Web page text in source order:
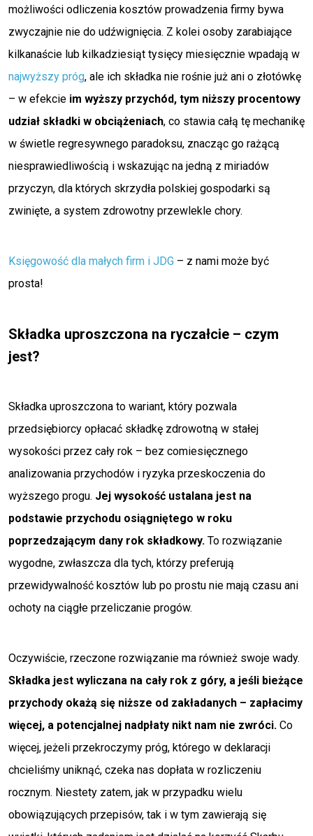
możliwości odliczenia kosztów prowadzenia firmy bywa
zwyczajnie nie do udźwignięcia. Z kolei osoby zarabiające
kilkanaście lub kilkadziesiąt tysięcy miesięcznie wpadają w
najwyższy próg, ale ich składka nie rośnie już ani o złotówkę
– w efekcie im wyższy przychód, tym niższy procentowy
udział składki w obciążeniach, co stawia całą tę mechanikę
w świetle regresywnego paradoksu, znacząc go rażącą
niesprawiedliwością i wskazując na jedną z miriadów
przyczyn, dla których skrzydła polskiej gospodarki są
zwinięte, a system zdrowotny przewlekle chory.
Księgowość dla małych firm i JDG – z nami może być
prosta!
Składka uproszczona na ryczałcie – czym
jest?
Składka uproszczona to wariant, który pozwala
przedsiębiorcy opłacać składkę zdrowotną w stałej
wysokości przez cały rok – bez comiesięcznego
analizowania przychodów i ryzyka przeskoczenia do
wyższego progu. Jej wysokość ustalana jest na
podstawie przychodu osiągniętego w roku
poprzedzającym dany rok składkowy. To rozwiązanie
wygodne, zwłaszcza dla tych, którzy preferują
przewidywalność kosztów lub po prostu nie mają czasu ani
ochoty na ciągłe przeliczanie progów.
Oczywiście, rzeczone rozwiązanie ma również swoje wady.
Składka jest wyliczana na cały rok z góry, a jeśli bieżące
przychody okażą się niższe od zakładanych – zapłacimy
więcej, a potencjalnej nadpłaty nikt nam nie zwróci. Co
więcej, jeżeli przekroczymy próg, którego w deklaracji
chcieliśmy uniknąć, czeka nas dopłata w rozliczeniu
rocznym. Niestety zatem, jak w przypadku wielu
obowiązujących przepisów, tak i w tym zawierają się